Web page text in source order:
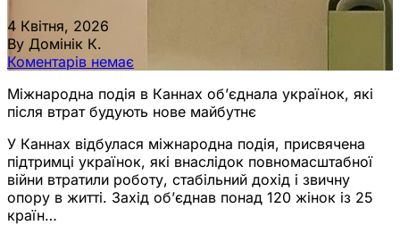
4 Квітня, 2026
By Домінік К.
Коментарів немає
Міжнародна подія в Каннах об’єднала українок, які
після втрат будують нове майбутнє
У Каннах відбулася міжнародна подія, присвячена
підтримці українок, які внаслідок повномасштабної
війни втратили роботу, стабільний дохід і звичну
опору в житті. Захід об’єднав понад 120 жінок із 25
країн…